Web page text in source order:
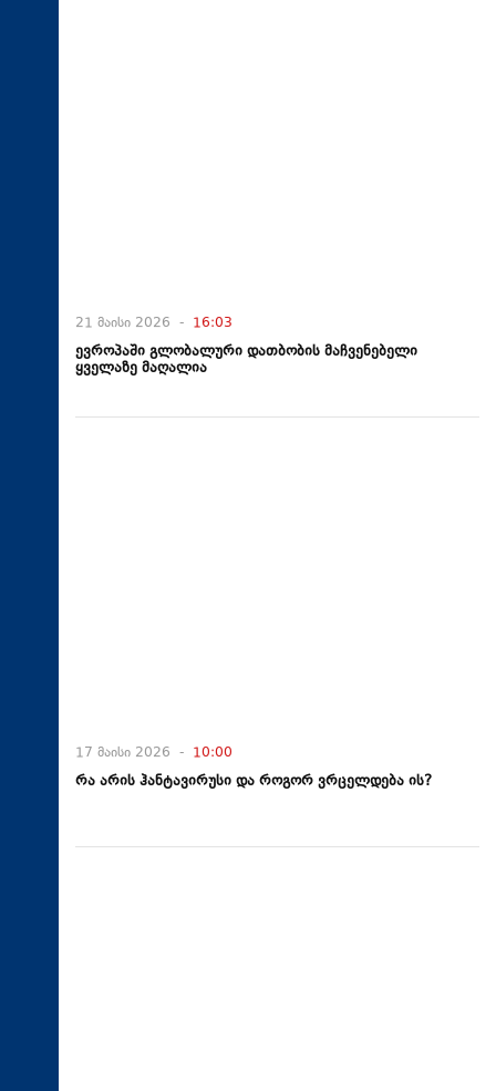
21 მაისი 2026 - 16:03
ევროპაში გლობალური დათბობის მაჩვენებელი
ყველაზე მაღალია
17 მაისი 2026 - 10:00
რა არის ჰანტავირუსი და როგორ ვრცელდება ის?